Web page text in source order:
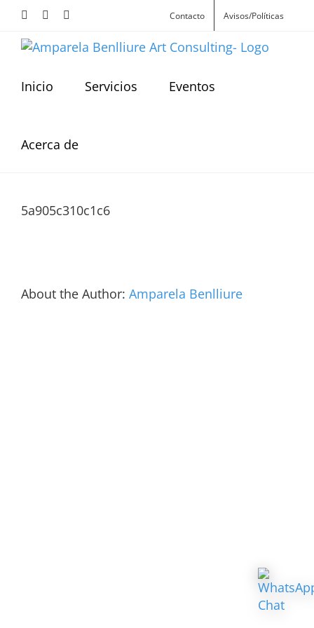
Skip
content
FacebookInstagram Contacto Avisos/Políticas
Inicio Servicios Eventos
Acerca de
5a905c310c1c6
About the Author: Amparela Benlliure